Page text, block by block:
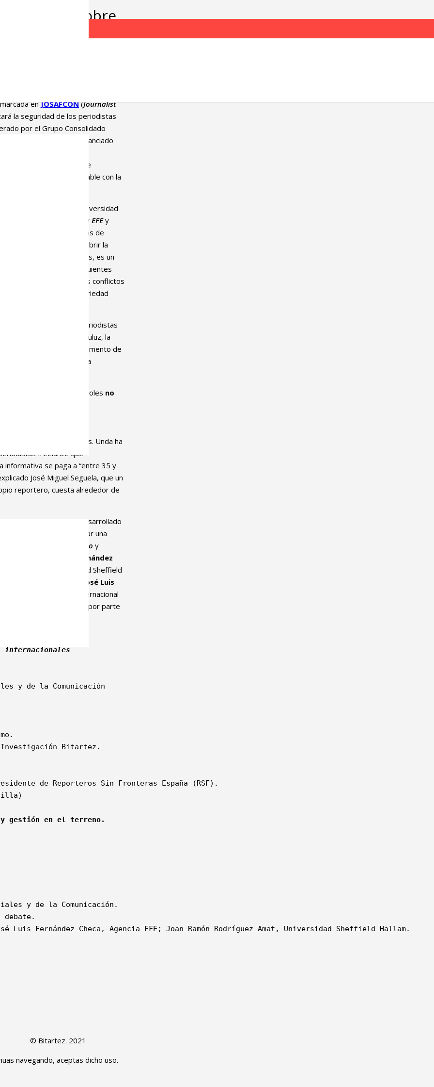
sobre
cubren
enJOSAFCON(Journalist
la seguridad de los periodistas
por el Grupo Consolidado
122680NB-I00 financiado
en la
de la lógica de
información veraz y fiable con la
por la profesora de la Universidad
Agencia EFEy
, quien ante decenas de
que es “poder ir a cubrir la
que, como periodistas, es un
la historia durante las siguientes
directo de muchos de los conflictos
constatar cómo la precariedad
condiciones entre los periodistas
junto al propio Bauluz, la
de Prensa del Departamento de
una conversación que ha
de comunicación españoles no
conocedor de la
señalado que
que cubren los conflictos. Unda ha
freelance que
informativa se paga a “entre 35 y
José Miguel Seguela, que un
reportero, cuesta alrededor de
a debate’, se ha desarrollado
ocasión de presenciar una
El Correo y
EHU),
José Luis Fernández
, de la Universidad Sheffield
de la UPV/EHU
José Luis
de la información internacional
como de su cobertura por parte
internacionales
Investigación Bitartez.
de Reporteros Sin Fronteras España (RSF).
gestión en el terreno.
Luis Fernández Checa, Agencia EFE; Joan Ramón Rodríguez Amat, Universidad Sheffield Hallam.
© Bitartez. 2021
navegando, aceptas dicho uso.